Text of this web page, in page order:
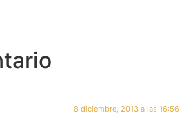
8 diciembre, 2013 a las 16:56